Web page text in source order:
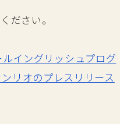
ださい。
イングリッシュプログ
リオのプレスリリース